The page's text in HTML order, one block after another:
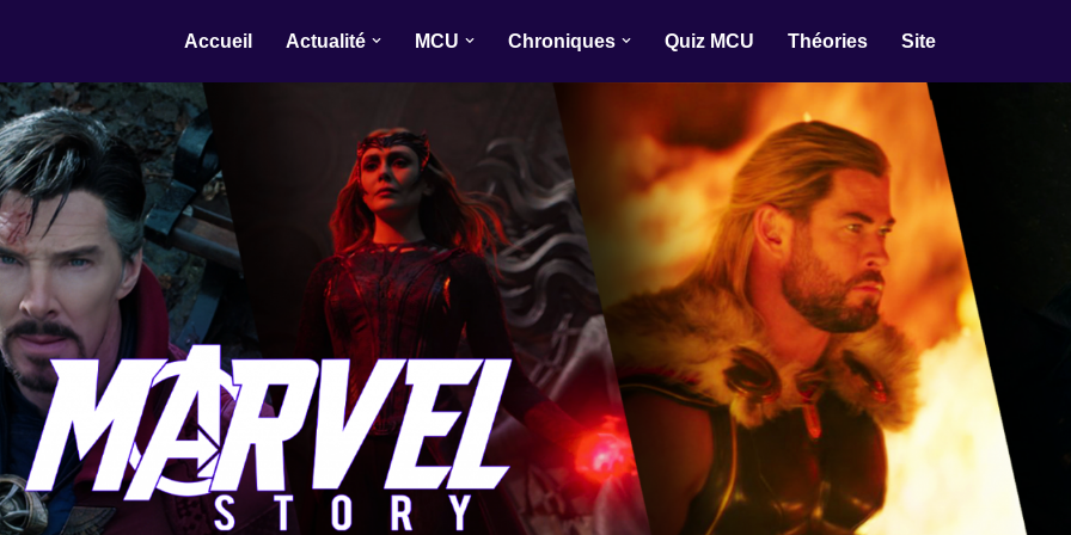
Accueil Actualité MCU Chroniques Quiz MCU Théories Site